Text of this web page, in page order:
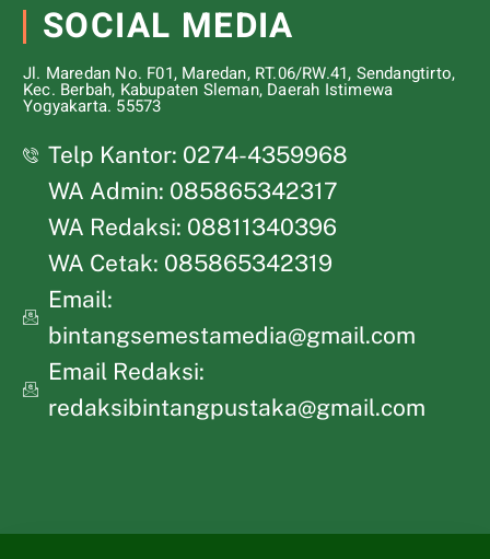
SOCIAL MEDIA
Jl. Maredan No. F01, Maredan, RT.06/RW.41, Sendangtirto,
Kec. Berbah, Kabupaten Sleman, Daerah Istimewa
Yogyakarta. 55573
Telp Kantor: 0274-4359968
WA Admin: 085865342317
WA Redaksi: 08811340396
WA Cetak: 085865342319
Email:
bintangsemestamedia@gmail.com
Email Redaksi:
redaksibintangpustaka@gmail.com